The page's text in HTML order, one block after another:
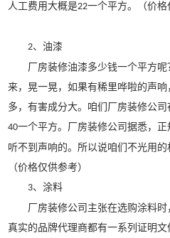
人工费用大概是22一个平方。（价格
2、油漆
厂房装修油漆多少钱一个平方呢
来，晃一晃，如果有稀里哗啦的声
多，有害成分大。咱们厂房装修公
40一个平方。厂房装修公司据悉，
听不到声响的。所以说咱们不光用的
（价格仅供参考）
3、涂料
厂房装修公司主张在选购涂料时
真实的品牌代理商都有一系列证明